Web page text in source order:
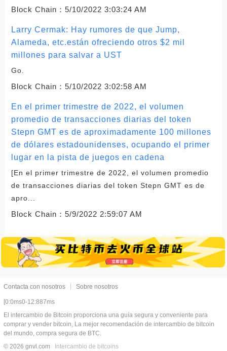
Block Chain： 5/10/2022 3:03:24 AM
Larry Cermak: Hay rumores de que Jump,
Alameda, etc.están ofreciendo otros $2 mil
millones para salvar a UST
Go.
Block Chain： 5/10/2022 3:02:58 AM
En el primer trimestre de 2022, el volumen
promedio de transacciones diarias del token
Stepn GMT es de aproximadamente 100 millones
de dólares estadounidenses, ocupando el primer
lugar en la pista de juegos en cadena
[En el primer trimestre de 2022, el volumen promedio
de transacciones diarias del token Stepn GMT es de
apro...
Block Chain： 5/9/2022 2:59:07 AM
Contacta con nosotros Sobre nosotros
[0:0ms0-12:887ms
El intercambio de Bitcoin proporciona una guía segura y conveniente para
comprar y vender bitcoin, La mejor recomendación de intercambio de bitcoin
del mundo, compra segura de BTC.
© 2026 gnvl.com Intercambio de bitcoins